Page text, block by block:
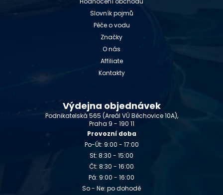
Slovník pojmů
Péče o vodu
Značky
O nás
Affiliate
Kontakty
Výdejna objednávek
Podnikatelská 565 (Areál VÚ Běchovice 10A),
Praha 9 - 190 11
Provozní doba
Po-Út: 9:00 - 17:00
St: 8:30 - 15:00
Čt: 8:30 - 16:00
Pá: 9:00 - 16:00
So - Ne: po dohodě